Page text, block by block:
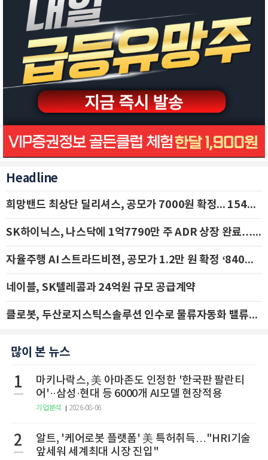
Headline
희망밴드 최상단 딜리셔스, 공모가 7000원 확정... 154억 규모 IPO 돌입
SK하이닉스, 나스닥에 1억7790만 주 ADR 상장 완료…29일 국내 추가 상장
자율주행 AI 스트라드비젼, 공모가 1.2만 원 확정 ‘840억 수혈’
네이블, SK텔레콤과 24억원 규모 공급계약
클로봇, 두산로지스틱스솔루션 인수로 물류자동화 밸류체인 확장 추진 - IBK투자증권
많이 본 뉴스
1
마키나락스, 美 아마존도 인정한 '한국판 팔란티
어'··삼성·현대 등 6000개 AI모델 현장적용
기업분석 2026-08-06
2
알트, '케어로봇 플랫폼' 美 특허취득…"HRI기술
앞세워 세계최대 시장 진입"